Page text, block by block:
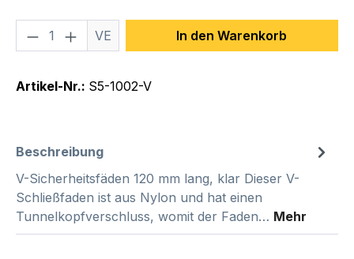
Produkt Anzahl: Gib den
VE In den Warenkorb
Artikel-Nr.: S5-1002-V
Beschreibung
V-Sicherheitsfäden 120 mm lang, klar Dieser V-
Schließfaden ist aus Nylon und hat einen
Tunnelkopfverschluss, womit der Faden… Mehr